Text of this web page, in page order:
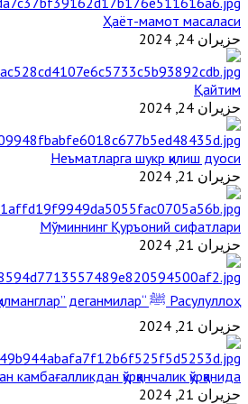
Ҳаёт-мамот масаласи
حزيران 24, 2024
Қайтим
حزيران 24, 2024
Неъматларга шукр қилиш дуоси
حزيران 21, 2024
Мўминнинг Қуръоний сифатлари
حزيران 21, 2024
Расулуллоҳ ﷺ “Қабримни қайта-қайта зиёрат қилманглар” деганмилар?
حزيران 21, 2024
камбағалликдан қўрққанчалик қўрққанида
حزيران 21, 2024